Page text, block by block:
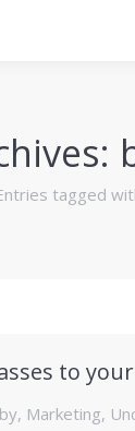
tagged
to
, Marketing,